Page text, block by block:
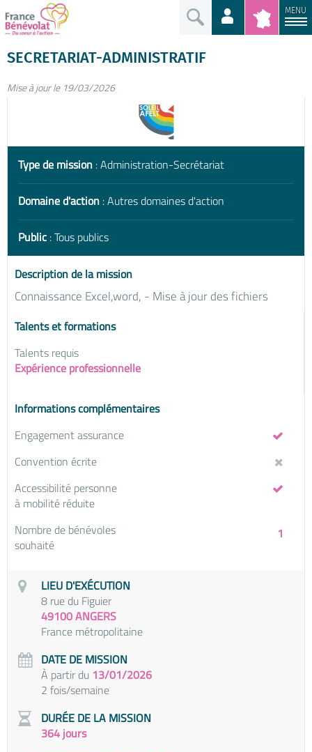
MENU
SECRETARIAT-ADMINISTRATIF
Mise à jour le 19/03/2026
Type de mission : Administration-Secrétariat
Domaine d'action : Autres domaines d'action
Public : Tous publics
Description de la mission
Connaissance Excel,word, - Mise à jour des fichiers
Talents et formations
Talents requis
Expérience professionnelle
Informations complémentaires
Engagement assurance
Convention écrite
Accessibilité personne
à mobilité réduite
1
Nombre de bénévoles
souhaité
LIEU D'EXÉCUTION
8 rue du Figuier
49100 ANGERS
France métropolitaine
DATE DE MISSION
À partir du 13/01/2026
2 fois/semaine
DURÉE DE LA MISSION
364 jours